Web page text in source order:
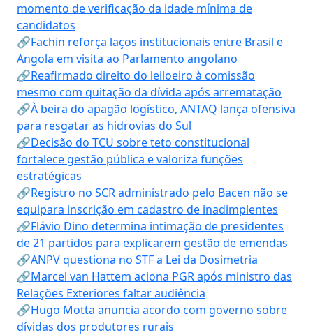
momento de verificação da idade mínima de
candidatos
🔗Fachin reforça laços institucionais entre Brasil e
Angola em visita ao Parlamento angolano
🔗Reafirmado direito do leiloeiro à comissão
mesmo com quitação da dívida após arrematação
🔗À beira do apagão logístico, ANTAQ lança ofensiva
para resgatar as hidrovias do Sul
🔗Decisão do TCU sobre teto constitucional
fortalece gestão pública e valoriza funções
estratégicas
🔗Registro no SCR administrado pelo Bacen não se
equipara inscrição em cadastro de inadimplentes
🔗Flávio Dino determina intimação de presidentes
de 21 partidos para explicarem gestão de emendas
🔗ANPV questiona no STF a Lei da Dosimetria
🔗Marcel van Hattem aciona PGR após ministro das
Relações Exteriores faltar audiência
🔗Hugo Motta anuncia acordo com governo sobre
dívidas dos produtores rurais